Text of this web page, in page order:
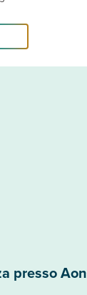
presso